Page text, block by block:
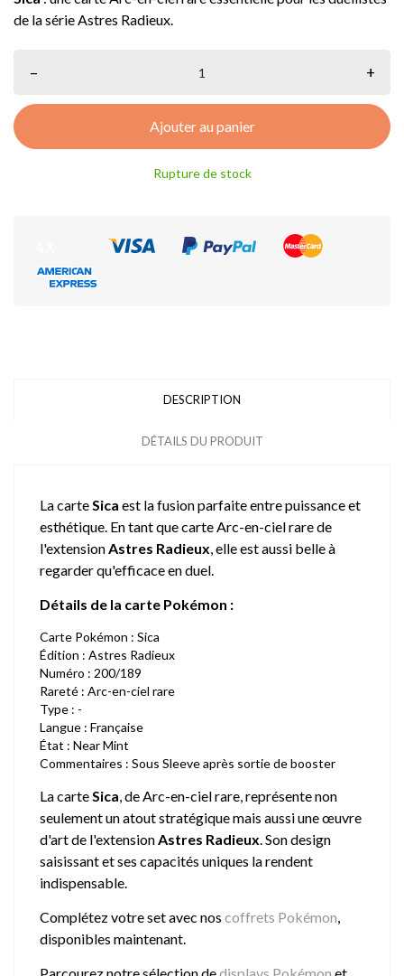
de la série Astres Radieux.
– +
Ajouter au panier
Rupture de stock
DESCRIPTION
DÉTAILS DU PRODUIT
La carteSica est la fusion parfaite entre puissance et
esthétique. En tant que carte Arc-en-ciel rare de
l'extensionAstres Radieux, elle est aussi belle à
regarder qu'efficace en duel.
Détails de la carte Pokémon :
Carte Pokémon : Sica
Édition : Astres Radieux
Numéro : 200/189
Rareté : Arc-en-ciel rare
Type : -
Langue : Française
État : Near Mint
Commentaires : Sous Sleeve après sortie de booster
La carteSica, de Arc-en-ciel rare, représente non
seulement un atout stratégique mais aussi une œuvre
d'art de l'extensionAstres Radieux. Son design
saisissant et ses capacités uniques la rendent
indispensable.
Complétez votre set avec nos coffrets Pokémon,
disponibles maintenant.